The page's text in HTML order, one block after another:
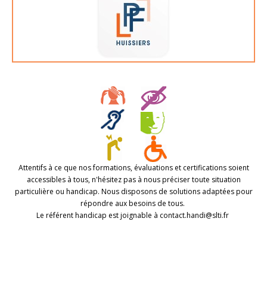
Attentifs à ce que nos formations, évaluations et certifications soient
accessibles à tous, n'hésitez pas à nous préciser toute situation
particulière ou handicap. Nous disposons de solutions adaptées pour
répondre aux besoins de tous.
Le référent handicap est joignable à contact.handi@slti.fr